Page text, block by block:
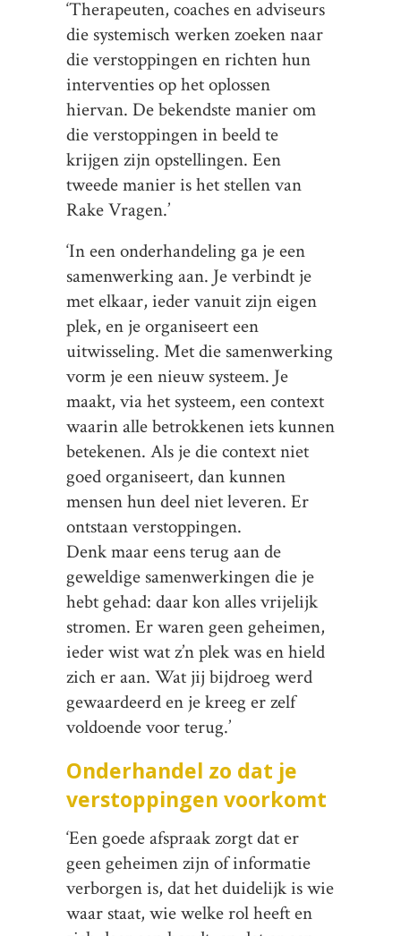
‘Therapeuten, coaches en adviseurs
die systemisch werken zoeken naar
die verstoppingen en richten hun
interventies op het oplossen
hiervan. De bekendste manier om
die verstoppingen in beeld te
krijgen zijn opstellingen. Een
tweede manier is het stellen van
Rake Vragen.’
‘In een onderhandeling ga je een
samenwerking aan. Je verbindt je
met elkaar, ieder vanuit zijn eigen
plek, en je organiseert een
uitwisseling. Met die samenwerking
vorm je een nieuw systeem. Je
maakt, via het systeem, een context
waarin alle betrokkenen iets kunnen
betekenen. Als je die context niet
goed organiseert, dan kunnen
mensen hun deel niet leveren. Er
ontstaan verstoppingen.
Denk maar eens terug aan de
geweldige samenwerkingen die je
hebt gehad: daar kon alles vrijelijk
stromen. Er waren geen geheimen,
ieder wist wat z’n plek was en hield
zich er aan. Wat jij bijdroeg werd
gewaardeerd en je kreeg er zelf
voldoende voor terug.’
Onderhandel zo dat je
verstoppingen voorkomt
‘Een goede afspraak zorgt dat er
geen geheimen zijn of informatie
verborgen is, dat het duidelijk is wie
waar staat, wie welke rol heeft en